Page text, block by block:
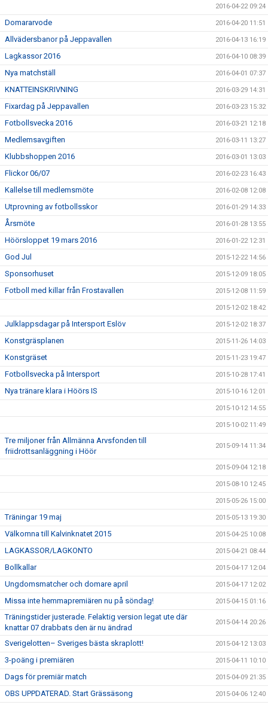
2016-04-22 09:24
Domararvode 2016-04-20 11:51
Allvädersbanor på Jeppavallen 2016-04-13 16:19
Lagkassor 2016 2016-04-10 08:39
Nya matchställ 2016-04-01 07:37
KNATTEINSKRIVNING 2016-03-29 14:31
Fixardag på Jeppavallen 2016-03-23 15:32
Fotbollsvecka 2016 2016-03-21 12:18
Medlemsavgiften 2016-03-11 13:27
Klubbshoppen 2016 2016-03-01 13:03
Flickor 06/07 2016-02-23 16:43
Kallelse till medlemsmöte 2016-02-08 12:08
Utprovning av fotbollsskor 2016-01-29 14:33
Årsmöte 2016-01-28 13:55
Höörsloppet 19 mars 2016 2016-01-22 12:31
God Jul 2015-12-22 14:56
Sponsorhuset 2015-12-09 18:05
Fotboll med killar från Frostavallen 2015-12-08 11:59
2015-12-02 18:42
Julklappsdagar på Intersport Eslöv 2015-12-02 18:37
Konstgräsplanen 2015-11-26 14:03
Konstgräset 2015-11-23 19:47
Fotbollsvecka på Intersport 2015-10-28 17:41
Nya tränare klara i Höörs IS 2015-10-16 12:01
2015-10-12 14:55
2015-10-02 11:49
Tre miljoner från Allmänna Arvsfonden till
friidrottsanläggning i Höör
2015-09-14 11:34
2015-09-04 12:18
2015-08-10 12:45
2015-05-26 15:00
Träningar 19 maj 2015-05-13 19:30
Välkomna till Kalvinknatet 2015 2015-04-25 10:08
LAGKASSOR/LAGKONTO 2015-04-21 08:44
Bollkallar 2015-04-17 12:04
Ungdomsmatcher och domare april 2015-04-17 12:02
Missa inte hemmapremiären nu på söndag! 2015-04-15 01:16
Träningstider justerade. Felaktig version legat ute där
knattar 07 drabbats den är nu ändrad
2015-04-14 20:26
Sverigelotten– Sveriges bästa skraplott! 2015-04-12 13:03
3-poäng i premiären 2015-04-11 10:10
Dags för premiär match 2015-04-09 21:35
OBS UPPDATERAD. Start Grässäsong 2015-04-06 12:40